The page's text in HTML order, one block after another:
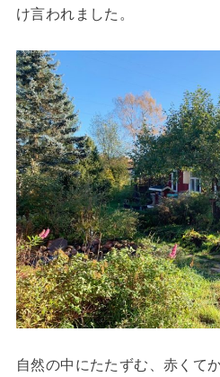
け言われました。
自然の中にたたずむ、赤くて